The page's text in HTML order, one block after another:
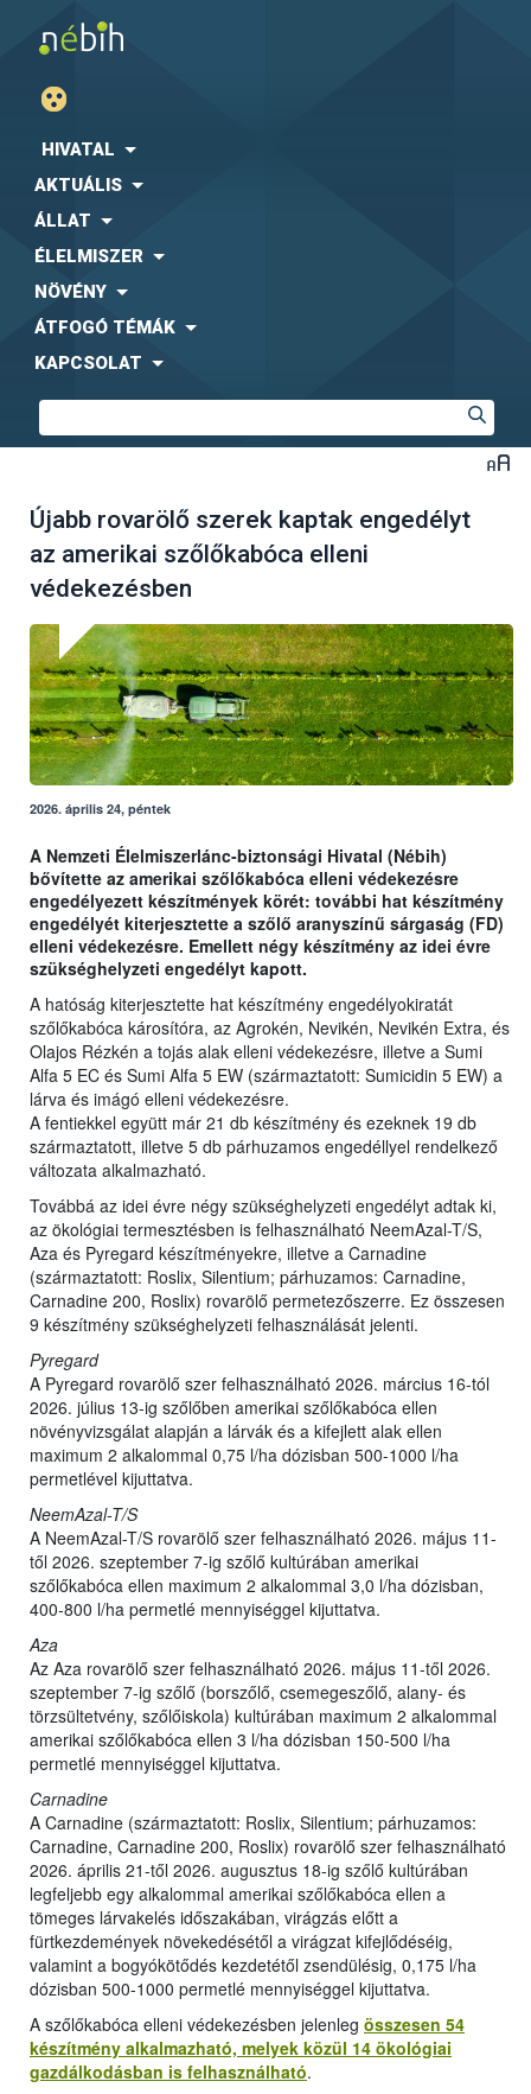
HIVATAL
AKTUÁLIS
ÁLLAT
ÉLELMISZER
NÖVÉNY
ÁTFOGÓ TÉMÁK
KAPCSOLAT
Újabb rovarölő szerek kaptak engedélyt
az amerikai szőlőkabóca elleni
védekezésben
2026. április 24, péntek
A Nemzeti Élelmiszerlánc-biztonsági Hivatal (Nébih)
bővítette az amerikai szőlőkabóca elleni védekezésre
engedélyezett készítmények körét: további hat készítmény
engedélyét kiterjesztette a szőlő aranyszínű sárgaság (FD)
elleni védekezésre. Emellett négy készítmény az idei évre
szükséghelyzeti engedélyt kapott.
A hatóság kiterjesztette hat készítmény engedélyokiratát
szőlőkabóca károsítóra, az Agrokén, Nevikén, Nevikén Extra, és
Olajos Rézkén a tojás alak elleni védekezésre, illetve a Sumi
Alfa 5 EC és Sumi Alfa 5 EW (származtatott: Sumicidin 5 EW) a
lárva és imágó elleni védekezésre.
A fentiekkel együtt már 21 db készítmény és ezeknek 19 db
származtatott, illetve 5 db párhuzamos engedéllyel rendelkező
változata alkalmazható.
Továbbá az idei évre négy szükséghelyzeti engedélyt adtak ki,
az ökológiai termesztésben is felhasználható NeemAzal-T/S,
Aza és Pyregard készítményekre, illetve a Carnadine
(származtatott: Roslix, Silentium; párhuzamos: Carnadine,
Carnadine 200, Roslix) rovarölő permetezőszerre. Ez összesen
9 készítmény szükséghelyzeti felhasználását jelenti.
Pyregard
A Pyregard rovarölő szer felhasználható 2026. március 16-tól
2026. július 13-ig szőlőben amerikai szőlőkabóca ellen
növényvizsgálat alapján a lárvák és a kifejlett alak ellen
maximum 2 alkalommal 0,75 l/ha dózisban 500-1000 l/ha
permetlével kijuttatva.
NeemAzal-T/S
A NeemAzal-T/S rovarölő szer felhasználható 2026. május 11-
től 2026. szeptember 7-ig szőlő kultúrában amerikai
szőlőkabóca ellen maximum 2 alkalommal 3,0 l/ha dózisban,
400-800 l/ha permetlé mennyiséggel kijuttatva.
Aza
Az Aza rovarölő szer felhasználható 2026. május 11-től 2026.
szeptember 7-ig szőlő (borszőlő, csemegeszőlő, alany- és
törzsültetvény, szőlőiskola) kultúrában maximum 2 alkalommal
amerikai szőlőkabóca ellen 3 l/ha dózisban 150-500 l/ha
permetlé mennyiséggel kijuttatva.
Carnadine
A Carnadine (származtatott: Roslix, Silentium; párhuzamos:
Carnadine, Carnadine 200, Roslix) rovarölő szer felhasználható
2026. április 21-től 2026. augusztus 18-ig szőlő kultúrában
legfeljebb egy alkalommal amerikai szőlőkabóca ellen a
tömeges lárvakelés időszakában, virágzás előtt a
fürtkezdemények növekedésétől a virágzat kifejlődéséig,
valamint a bogyókötődés kezdetétől zsendülésig, 0,175 l/ha
dózisban 500-1000 permetlé mennyiséggel kijuttatva.
A szőlőkabóca elleni védekezésben jelenleg összesen 54
készítmény alkalmazható, melyek közül 14 ökológiai
gazdálkodásban is felhasználható.